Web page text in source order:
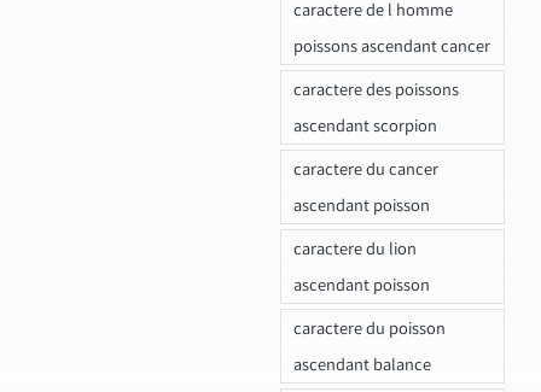
caractere de l homme
poissons ascendant cancer
caractere des poissons
ascendant scorpion
caractere du cancer
ascendant poisson
caractere du lion
ascendant poisson
caractere du poisson
ascendant balance